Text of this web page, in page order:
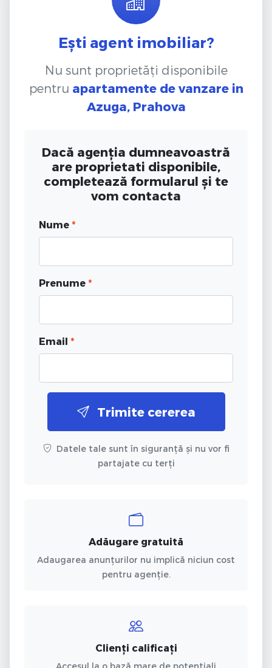
Ești agent imobiliar?
Nu sunt proprietăți disponibile
pentru apartamente de vanzare in
Azuga, Prahova
Dacă agenția dumneavoastră
are proprietati disponibile,
completează formularul și te
vom contacta
Nume *
Prenume *
Email *
Trimite cererea
Datele tale sunt în siguranță și nu vor fi
partajate cu terți
Adăugare gratuită
Adaugarea anunțurilor nu implică niciun cost
pentru agenție.
Clienți calificați
Accesul la o bază mare de potențiali